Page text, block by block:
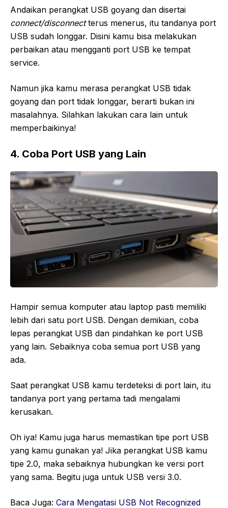
Andaikan perangkat USB goyang dan disertai
connect/disconnectterus menerus, itu tandanya port
USB sudah longgar. Disini kamu bisa melakukan
perbaikan atau mengganti port USB ke tempat
service.
Namun jika kamu merasa perangkat USB tidak
goyang dan port tidak longgar, berarti bukan ini
masalahnya. Silahkan lakukan cara lain untuk
memperbaikinya!
4. Coba Port USB yang Lain
Hampir semua komputer atau laptop pasti memiliki
lebih dari satu port USB. Dengan demikian, coba
lepas perangkat USB dan pindahkan ke port USB
yang lain. Sebaiknya coba semua port USB yang
ada.
Saat perangkat USB kamu terdeteksi di port lain, itu
tandanya port yang pertama tadi mengalami
kerusakan.
Oh iya! Kamu juga harus memastikan tipe port USB
yang kamu gunakan ya! Jika perangkat USB kamu
tipe 2.0, maka sebaiknya hubungkan ke versi port
yang sama. Begitu juga untuk USB versi 3.0.
Baca Juga: Cara Mengatasi USB Not Recognized